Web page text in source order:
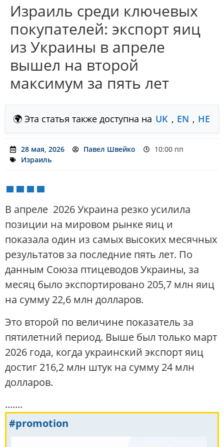
Израиль среди ключевых
покупателей: экспорт яиц
из Украины в апреле
вышел на второй
максимум за пять лет
🌍 Эта статья также доступна на UK , EN , HE
28 мая, 2026 Павел Швейко
10:00 пп
Израиль
В апреле 2026 Украина резко усилила
позиции на мировом рынке яиц и
показала один из самых высоких месячных
результатов за последние пять лет. По
данным Союза птицеводов Украины, за
месяц было экспортировано 205,7 млн яиц
на сумму 22,6 млн долларов.
Это второй по величине показатель за
пятилетний период. Выше был только март
2026 года, когда украинский экспорт яиц
достиг 216,2 млн штук на сумму 24 млн
долларов.
.......
#promotion